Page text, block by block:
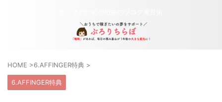
HOME >6.AFFINGER特典 >
6.AFFINGER特典